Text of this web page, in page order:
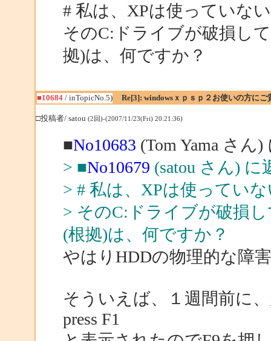
# 私は、XPは使っていな
そのC:ドライブが破損し
拠)は、何ですか？
■10684/ inTopicNo.5) Re[3]: windowsｘｐｓｐ２お使いの方にご
□投稿者/ satou (2回)-(2007/11/23(Fri) 20:21:36)
■No10683 (Tom Yama さん)
> ■No10679 (satou さん) に
> # 私は、XPは使ってい
> そのC:ドライブが破損
(根拠)は、何ですか？
やはりHDDの物理的な障
そういえば、１週間前に
press F1